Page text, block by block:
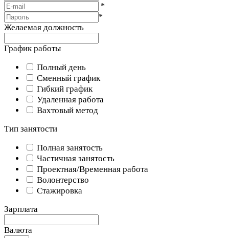
*
*
Желаемая должность
График работы
Полный день
Сменный график
Гибкий график
Удаленная работа
Вахтовый метод
Тип занятости
Полная занятость
Частичная занятость
Проектная/Временная работа
Волонтерство
Стажировка
Зарплата
Валюта